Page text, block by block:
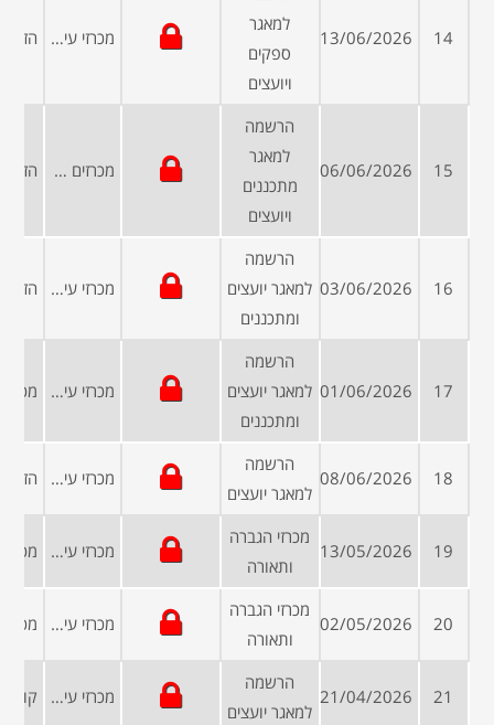
14
13/06/2026
למאגר
ספקים
ויועצים
מכרזי עיריות ומועצות
15
06/06/2026
הרשמה
למאגר
מתכננים
ויועצים
מכרזים פומביים
16
03/06/2026
הרשמה
למאגר יועצים
ומתכננים
מכרזי עיריות ומועצות
17
01/06/2026
הרשמה
למאגר יועצים
ומתכננים
מכרזי עיריות ומועצות
18
08/06/2026
הרשמה
למאגר יועצים
מכרזי עיריות ומועצות
19
13/05/2026
מכרזי הגברה
ותאורה
מכרזי עיריות ומועצות
20
02/05/2026
מכרזי הגברה
ותאורה
מכרזי עיריות ומועצות
21
21/04/2026
הרשמה
למאגר יועצים
מכרזי עיריות ומועצות